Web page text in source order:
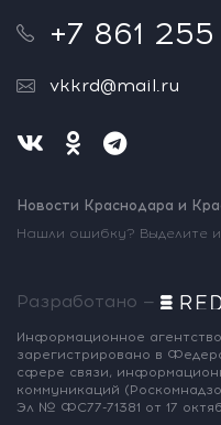
+7 861
vkkrd@mail.ru
Новости Краснодара и
Нашли ошибку? Выделите
Разработано —
Информационное
зарегистрировано в
сфере связи,
коммуникаций
Эл № ФС77-71381 от 17